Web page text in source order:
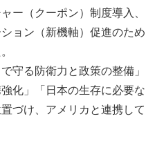
ー（クーポン）制度導入、
ョン（新機軸）促進のため
守る防衛力と政策の整備」
化」「日本の生存に必要な
づけ、アメリカと連携して